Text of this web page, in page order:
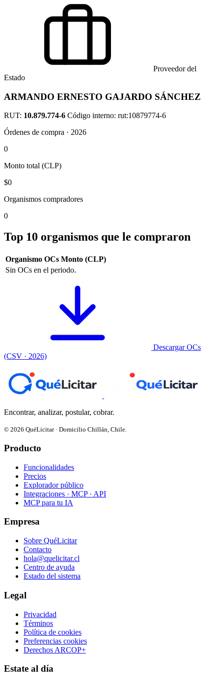
Proveedor del
Estado
ARMANDO ERNESTO GAJARDO SÁNCHEZ
RUT: 10.879.774-6 Código interno: rut:10879774-6
Órdenes de compra · 2026
0
Monto total (CLP)
$0
Organismos compradores
0
Top 10 organismos que le compraron
Organismo OCs Monto (CLP)
Sin OCs en el periodo.
Descargar OCs
(CSV · 2026)
Encontrar, analizar, postular, cobrar.
© 2026 QuéLicitar · Domicilio Chillán, Chile.
Producto
Funcionalidades
Precios
Explorador público
Integraciones · MCP · API
MCP para tu IA
Empresa
Sobre QuéLicitar
Contacto
hola@quelicitar.cl
Centro de ayuda
Estado del sistema
Legal
Privacidad
Términos
Política de cookies
Preferencias cookies
Derechos ARCOP+
Estate al día